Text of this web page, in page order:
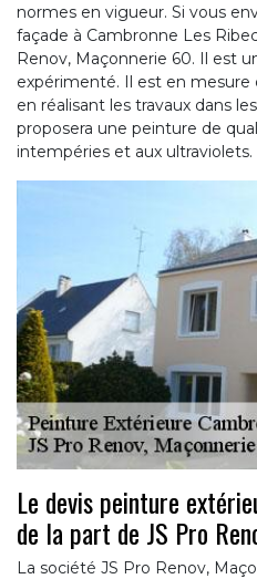
normes en vigueur. Si vous
façade à Cambronne Les
Renov, Maçonnerie 60. Il est
expérimenté. Il est en
en réalisant les travaux dans
proposera une peinture de
intempéries et aux ultraviolets.
Le devis peinture
de la part de JS Pro
La société JS Pro Renov,